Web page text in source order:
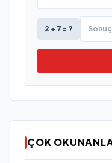
2 + 7 = ?
ÇOK